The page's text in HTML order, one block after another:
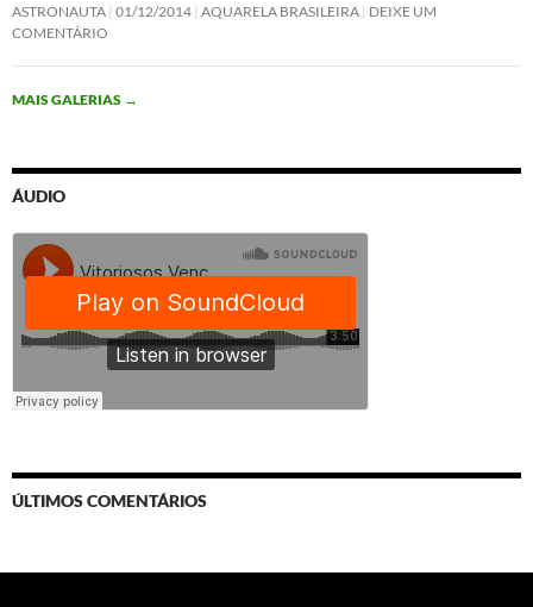
ASTRONAUTA 01/12/2014 AQUARELA BRASILEIRA DEIXE UM
COMENTÁRIO
MAIS GALERIAS →
ÁUDIO
ÚLTIMOS COMENTÁRIOS